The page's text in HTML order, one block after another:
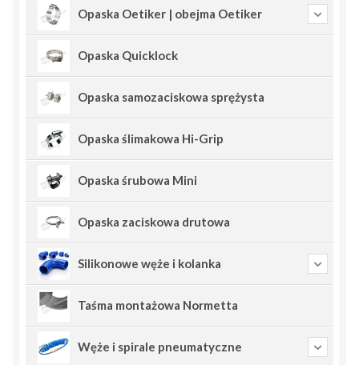
Opaska Oetiker | obejma Oetiker
Opaska Quicklock
Opaska samozaciskowa sprężysta
Opaska ślimakowa Hi-Grip
Opaska śrubowa Mini
Opaska zaciskowa drutowa
Silikonowe węże i kolanka
Taśma montażowa Normetta
Węże i spirale pneumatyczne